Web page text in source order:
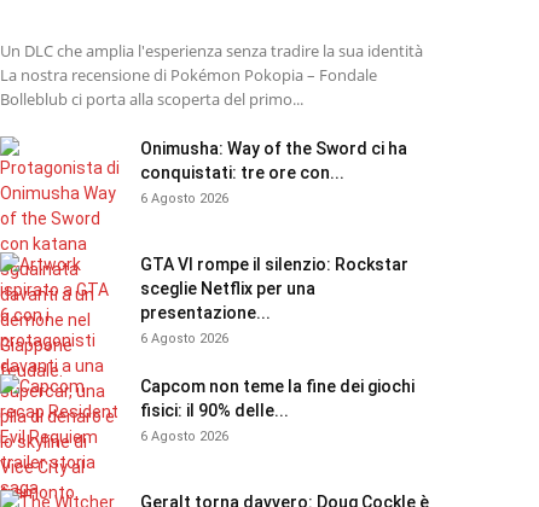
Un DLC che amplia l'esperienza senza tradire la sua identità
La nostra recensione di Pokémon Pokopia – Fondale
Bolleblub ci porta alla scoperta del primo...
Onimusha: Way of the Sword ci ha
conquistati: tre ore con...
6 Agosto 2026
GTA VI rompe il silenzio: Rockstar
sceglie Netflix per una
presentazione...
6 Agosto 2026
Capcom non teme la fine dei giochi
fisici: il 90% delle...
6 Agosto 2026
Geralt torna davvero: Doug Cockle è